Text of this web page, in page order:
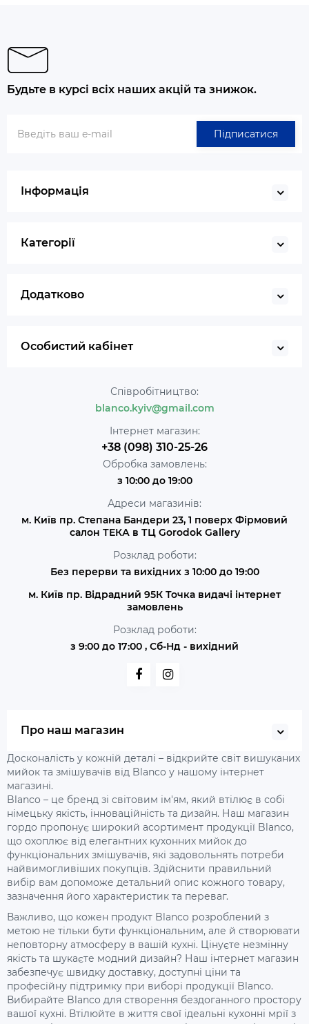
Будьте в курсі всіх наших акцій та знижок.
Підписатися
Інформація
Категорії
Додатково
Особистий кабінет
Співробітництво:
blanco.kyiv@gmail.com
Інтернет магазин:
+38 (098) 310-25-26
Обробка замовлень:
з 10:00 до 19:00
Адреси магазинів:
м. Київ пр. Степана Бандери 23, 1 поверх Фірмовий
салон ТЕКА в ТЦ Gorodok Gallery
Розклад роботи:
Без перерви та вихідних з 10:00 до 19:00
м. Київ пр. Відрадний 95К Точка видачі інтернет
замовлень
Розклад роботи:
з 9:00 до 17:00 , Сб-Нд - вихідний
Про наш магазин
Досконалість у кожній деталі – відкрийте світ вишуканих
мийок та змішувачів від Blanco у нашому інтернет
магазині.
Blanco – це бренд зі світовим ім'ям, який втілює в собі
німецьку якість, інноваційність та дизайн. Наш магазин
гордо пропонує широкий асортимент продукції Blanco,
що охоплює від елегантних кухонних мийок до
функціональних змішувачів, які задовольнять потреби
найвимогливіших покупців. Здійснити правильний
вибір вам допоможе детальний опис кожного товару,
зазначення його характеристик та переваг.
Важливо, що кожен продукт Blanco розроблений з
метою не тільки бути функціональним, але й створювати
неповторну атмосферу в вашій кухні. Цінуєте незмінну
якість та шукаєте модний дизайн? Наш інтернет магазин
забезпечує швидку доставку, доступні ціни та
професійну підтримку при виборі продукції Blanco.
Вибирайте Blanco для створення бездоганного простору
вашої кухні. Втілюйте в життя свої ідеальні кухонні мрії з